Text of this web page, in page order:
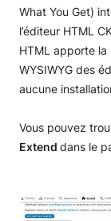
Installer
Installer
Créer un
Rechercher
Créer des
Ajouter une
What You Get)
l’éditeur HTML
HTML apporte la
WYSIWYG des
aucune
Vous pouvez
Extend dans le